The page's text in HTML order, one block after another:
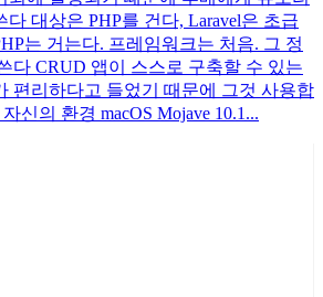
대상은 PHP를 건다, Laravel은 초급
는 거는다. 프레임워크는 처음. 그 정
다 CRUD 앱이 스스로 구축할 수 있는
편리하다고 들었기 때문에 그것 사용합
신의 환경 macOS Mojave 10.1...